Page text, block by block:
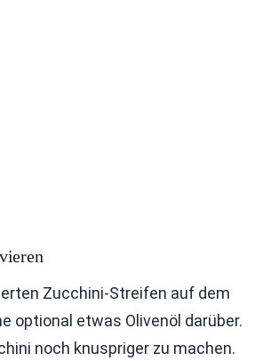
Zucchini-Streifen auf dem
optional etwas Olivenöl darüber.
noch knuspriger zu machen.